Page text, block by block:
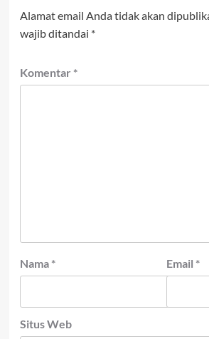
Alamat email Anda tidak akan
wajib ditandai *
Komentar *
Nama * Email *
Situs Web